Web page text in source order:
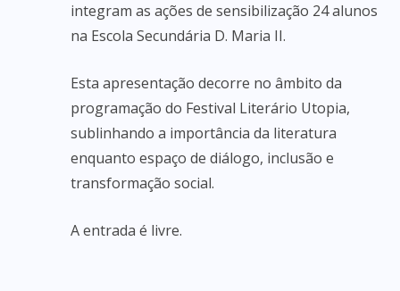
integram as ações de sensibilização 24 alunos
na Escola Secundária D. Maria II.
Esta apresentação decorre no âmbito da
programação do Festival Literário Utopia,
sublinhando a importância da literatura
enquanto espaço de diálogo, inclusão e
transformação social.
A entrada é livre.